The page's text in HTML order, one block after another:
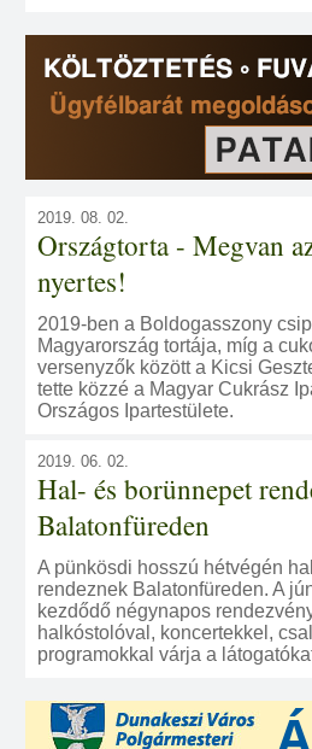
2019. 08. 02.
Országtorta - Megvan
nyertes!
2019-ben a Boldogasszony
Magyarország tortája, míg a
versenyzők között a Kicsi
tette közzé a Magyar Cukrász
Országos Ipartestülete.
2019. 06. 02.
Hal- és borünnepet
Balatonfüreden
A pünkösdi hosszú hétvégén
rendeznek Balatonfüreden. A
kezdődő négynapos
halkóstolóval, koncertekkel,
programokkal várja a